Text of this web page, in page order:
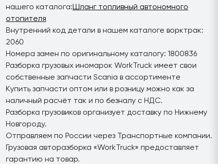
нашего каталога:Шланг топливный автономного
отопителя
Внутренний код детали в нашем каталоге ворктрак:
2060
Номера замен по оригинальному каталогу: 1800836
Разборка грузовых иномарок WorkTruck имеет свои
собственные запчасти Scania в ассортименте
Купить запчасти оптом или в розницу можно как за
наличный расчёт так и по безналу с НДС.
Разборка грузовиков организует доставку по Нижнему
Новгороду.
Отправляем по России через Транспортные компании.
Грузовая авторазборка «WorkTruck» предоставляет
гарантию на товар.